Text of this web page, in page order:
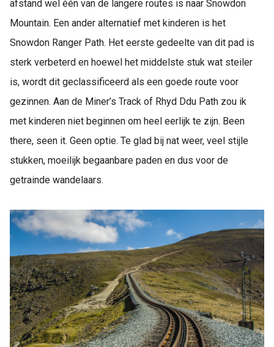
afstand wel één van de langere routes is naar Snowdon
Mountain. Een ander alternatief met kinderen is het
Snowdon Ranger Path. Het eerste gedeelte van dit pad is
sterk verbeterd en hoewel het middelste stuk wat steiler
is, wordt dit geclassificeerd als een goede route voor
gezinnen. Aan de Miner’s Track of Rhyd Ddu Path zou ik
met kinderen niet beginnen om heel eerlijk te zijn. Been
there, seen it. Geen optie. Te glad bij nat weer, veel stijle
stukken, moeilijk begaanbare paden en dus voor de
getrainde wandelaars.